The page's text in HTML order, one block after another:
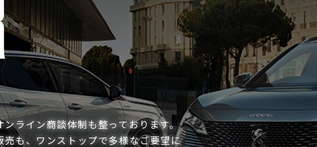
ライン商談体制も整っております。
も、ワンストップで多様なご要望に